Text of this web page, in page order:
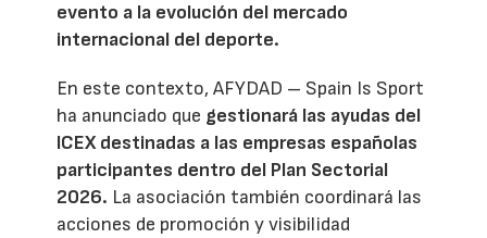
evento a la evolución del mercado
internacional del deporte.
En este contexto, AFYDAD – Spain Is Sport
ha anunciado que gestionará las ayudas del
ICEX destinadas a las empresas españolas
participantes dentro del Plan Sectorial
2026. La asociación también coordinará las
acciones de promoción y visibilidad